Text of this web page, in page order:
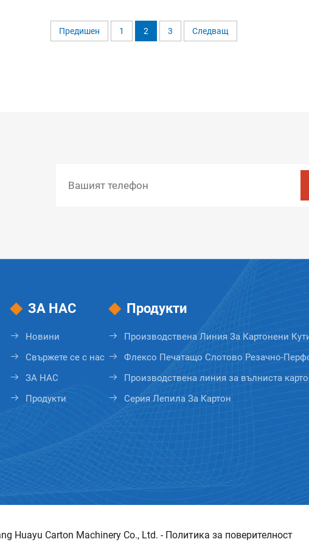
Предишен 1 2 3 Следващ
ЗА НАС
Новини
Свържете се с нас
ЗА НАС
Продукти
Продукти
Производствена Линия За Картонени
Флексо Печатащо Слотово Резачно-
Производствена линия за вълниста
Серия Лепила За Картон
Huayu Carton Machinery Co., Ltd. - Политика за поверителност